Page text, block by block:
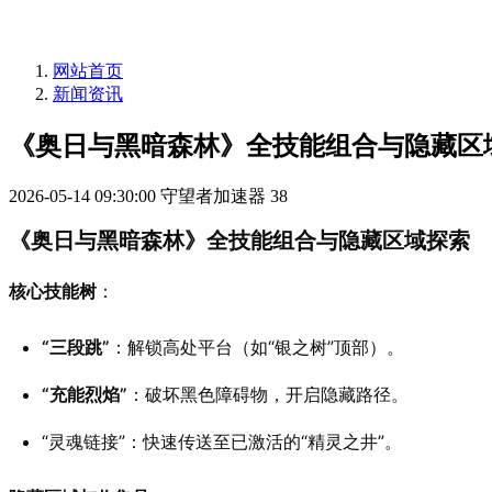
网站首页
新闻资讯
《奥日与黑暗森林》全技能组合与隐藏区
2026-05-14 09:30:00 守望者加速器 38
《奥日与黑暗森林》全技能组合与隐藏区域探索
核心技能树：
“三段跳” ：解锁高处平台（如“银之树”顶部）。
“充能烈焰” ：破坏黑色障碍物，开启隐藏路径。
“灵魂链接”：快速传送至已激活的“精灵之井”。